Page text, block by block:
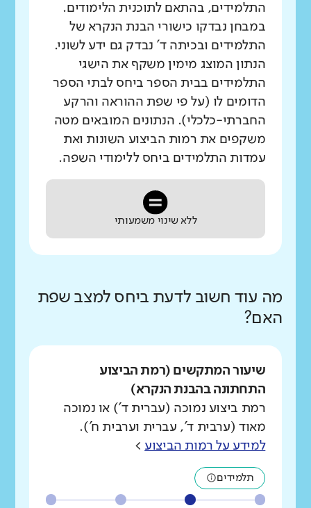
התלמידים, בהתאם לתוכנית הלימודים.
במבחן נבדקו כישורי הבנת הנקרא של
התלמידים ובכיתה ד' נבדק גם ידע לשוני.
הנתון המוצג מימין משקף את הישגי
התלמידים בבית הספר ביחס לבתי הספר
הדומים לו (על פי שפת ההוראה והרקע
החברתי-כלכלי). הנתונים המובאים מטה
משקפים את רמות הביצוע השונות ואת
עמדות התלמידים ביחס ללימודי השפה.
ללא שינוי משמעותי
מה עוד חשוב לדעת ביחס למצב שפת
האם?
שיעור המתקשים (רמת הביצוע
התחתונה בהבנת הנקרא)
רמת ביצוע נמוכה (עברית ד') או נמוכה
מאוד (ערבית ד', עברית וערבית ח').
למידע על רמות הביצוע >
תלמידים